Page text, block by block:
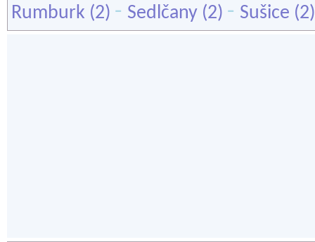
Rumburk (2) - Sedlčany (2) - Sušice